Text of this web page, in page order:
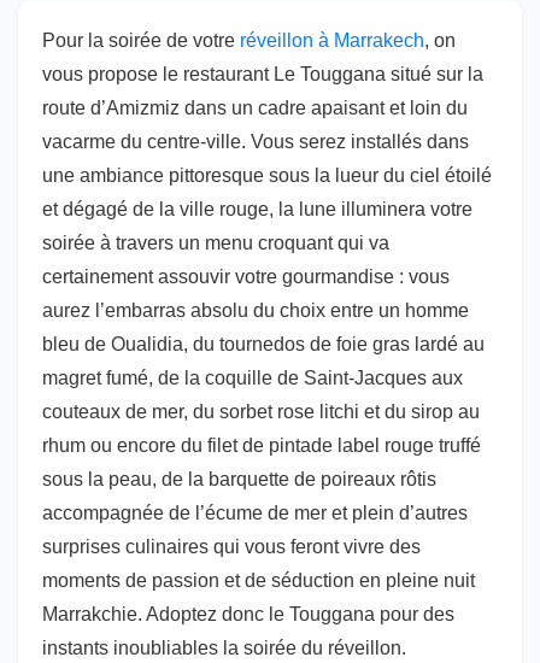
Pour la soirée de votre réveillon à Marrakech, on
vous propose le restaurant Le Touggana situé sur la
route d’Amizmiz dans un cadre apaisant et loin du
vacarme du centre-ville. Vous serez installés dans
une ambiance pittoresque sous la lueur du ciel étoilé
et dégagé de la ville rouge, la lune illuminera votre
soirée à travers un menu croquant qui va
certainement assouvir votre gourmandise : vous
aurez l’embarras absolu du choix entre un homme
bleu de Oualidia, du tournedos de foie gras lardé au
magret fumé, de la coquille de Saint-Jacques aux
couteaux de mer, du sorbet rose litchi et du sirop au
rhum ou encore du filet de pintade label rouge truffé
sous la peau, de la barquette de poireaux rôtis
accompagnée de l’écume de mer et plein d’autres
surprises culinaires qui vous feront vivre des
moments de passion et de séduction en pleine nuit
Marrakchie. Adoptez donc le Touggana pour des
instants inoubliables la soirée du réveillon.